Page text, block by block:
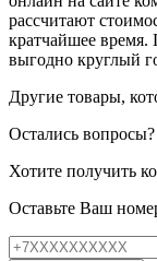
рассчитают
кратчайшее
выгодно круглый
Другие товары,
Остались вопросы?
Хотите получить
Оставьте Ваш